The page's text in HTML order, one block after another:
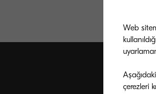
Web
çerezleri